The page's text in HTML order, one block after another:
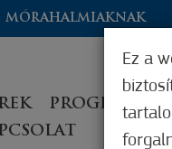
MÓRAHALMIAKNAK
PROGRAMOK
Ez a